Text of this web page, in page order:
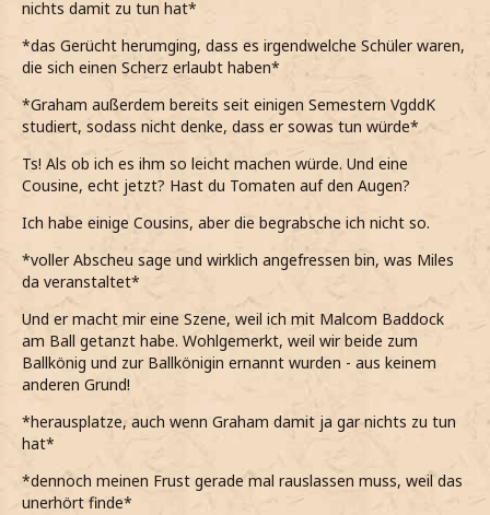
nichts damit zu tun hat*
*das Gerücht herumging, dass es irgendwelche Schüler waren,
die sich einen Scherz erlaubt haben*
*Graham außerdem bereits seit einigen Semestern VgddK
studiert, sodass nicht denke, dass er sowas tun würde*
Ts! Als ob ich es ihm so leicht machen würde. Und eine
Cousine, echt jetzt? Hast du Tomaten auf den Augen?
Ich habe einige Cousins, aber die begrabsche ich nicht so.
*voller Abscheu sage und wirklich angefressen bin, was Miles
da veranstaltet*
Und er macht mir eine Szene, weil ich mit Malcom Baddock
am Ball getanzt habe. Wohlgemerkt, weil wir beide zum
Ballkönig und zur Ballkönigin ernannt wurden - aus keinem
anderen Grund!
*herausplatze, auch wenn Graham damit ja gar nichts zu tun
hat*
*dennoch meinen Frust gerade mal rauslassen muss, weil das
unerhört finde*